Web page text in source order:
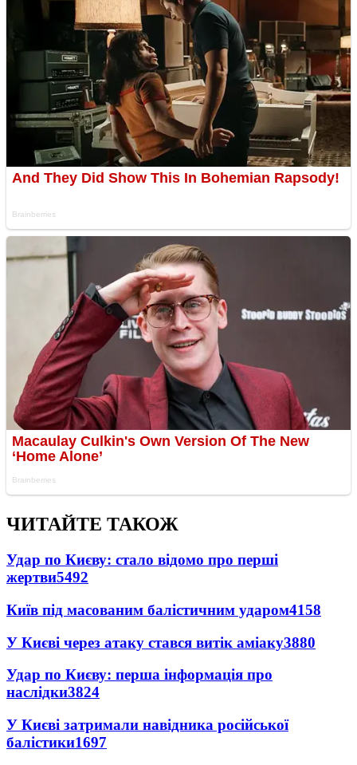
ЧИТАЙТЕ ТАКОЖ
Удар по Києву: стало відомо про перші
жертви5492
Київ під масованим балістичним ударом4158
У Києві через атаку стався витік аміаку3880
Удар по Києву: перша інформація про
наслідки3824
У Києві затримали навідника російської
балістики1697